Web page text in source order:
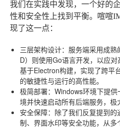
我们在实践中发现，一个好的
性和安全性上找到平衡。喧喧
现了这一点：
三层架构设计：服务端采用成
D）则使用Go语言开发，以应对
基于Electron构建，实现了跨平
的敏捷性与运行的高性能。
极简部署：Windows环境下提
境并快速启动所有后端服务，极
安全保障：除了我们反复提到
制、界面水印等安全功能，从多